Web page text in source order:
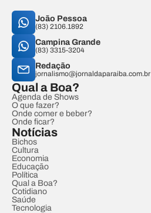
João Pessoa
(83) 2106.1892
Campina Grande
(83) 3315-3204
Redação
jornalismo@jornaldaparaiba.com.br
Qual a Boa?
Agenda de Shows
O que fazer?
Onde comer e beber?
Onde ficar?
Notícias
Bichos
Cultura
Economia
Educação
Política
Qual a Boa?
Cotidiano
Saúde
Tecnologia